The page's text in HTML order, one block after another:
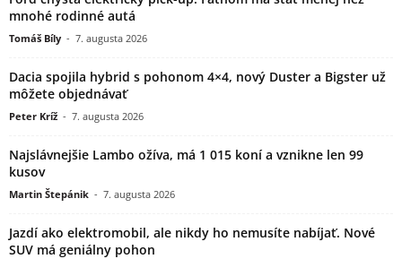
mnohé rodinné autá
Tomáš Bíly - 7. augusta 2026
Dacia spojila hybrid s pohonom 4×4, nový Duster a Bigster už
môžete objednávať
Peter Kríž - 7. augusta 2026
Najslávnejšie Lambo ožíva, má 1 015 koní a vznikne len 99
kusov
Martin Štepánik - 7. augusta 2026
Jazdí ako elektromobil, ale nikdy ho nemusíte nabíjať. Nové
SUV má geniálny pohon